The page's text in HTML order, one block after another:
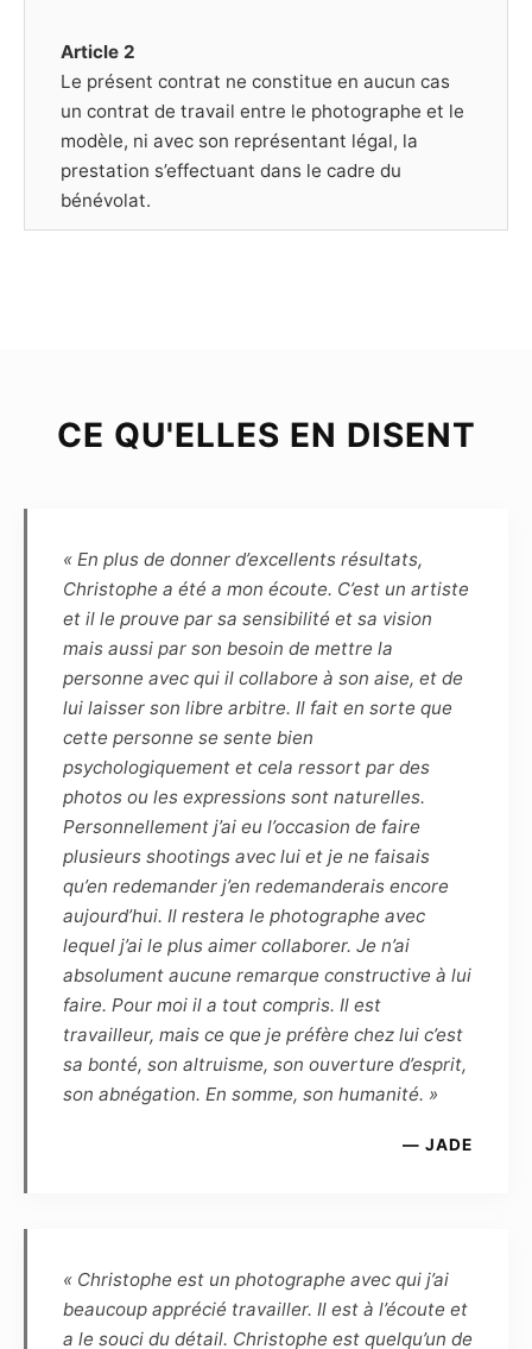
Article 2
Le présent contrat ne constitue en aucun cas
un contrat de travail entre le photographe et le
modèle, ni avec son représentant légal, la
prestation s’effectuant dans le cadre du
bénévolat.
Chaque séance de prise de vue est soit libre,
contraintes afin que chacun s’y prépare.
Article 4
Le choix des photographies sera fait
uniquement par le photographe, sans
engagement sur le nombre. Pour indication,
pour une séance de 1h30, une dizaine de
photos sont généralement retenues.
Le photographe s’engage à remettre sous 5
semaines, par voie numérique, les
photographies de la séance. La haute définition
(dossier HD) permettra de faire des
impressions non lucratives, sans contrainte de
temps ou de quantité, tandis que la basse
définition, marquée par le photographe, pourra
être diffusée sur Internet dans le cadre du
cercle privé et familial, ou de la promotion
personnelle du modèle, dans un but non
commercial.
prestations est fixée à zéro euro. Cette
rémunération est définitive, et le Modèle
reconnaît être entièrement rempli de son droit
CE QU'ELLES EN DISENT
« En plus de donner d’excellents résultats,
Christophe a été a mon écoute. C’est un artiste
et il le prouve par sa sensibilité et sa vision
mais aussi par son besoin de mettre la
personne avec qui il collabore à son aise, et de
lui laisser son libre arbitre. Il fait en sorte que
cette personne se sente bien
psychologiquement et cela ressort par des
photos ou les expressions sont naturelles.
Personnellement j’ai eu l’occasion de faire
plusieurs shootings avec lui et je ne faisais
qu’en redemander j’en redemanderais encore
aujourd’hui. Il restera le photographe avec
lequel j’ai le plus aimer collaborer. Je n’ai
absolument aucune remarque constructive à lui
faire. Pour moi il a tout compris. Il est
travailleur, mais ce que je préfère chez lui c’est
sa bonté, son altruisme, son ouverture d’esprit,
son abnégation. En somme, son humanité. »
— JADE
« Christophe est un photographe avec qui j’ai
beaucoup apprécié travailler. Il est à l’écoute et
a le souci du détail. Christophe est quelqu’un de